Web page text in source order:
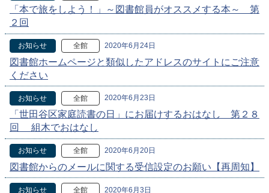
「本で旅をしよう！」～図書館員がオススメする本～ 第
２回
お知らせ 全館 2020年6月24日
図書館ホームページと類似したアドレスのサイトにご注意
ください
お知らせ 全館 2020年6月23日
「世田谷区家庭読書の日」にお届けするおはなし 第２８
回 組木でおはなし
お知らせ 全館 2020年6月20日
図書館からのメールに関する受信設定のお願い【再周知】
お知らせ 全館 2020年6月3日